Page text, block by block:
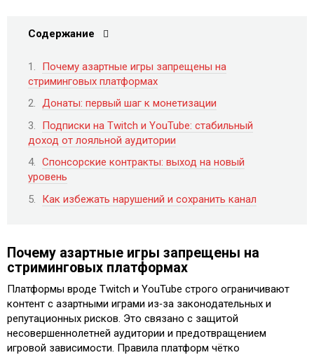
Содержание
Почему азартные игры запрещены на
стриминговых платформах
Донаты: первый шаг к монетизации
Подписки на Twitch и YouTube: стабильный
доход от лояльной аудитории
Спонсорские контракты: выход на новый
уровень
Как избежать нарушений и сохранить канал
Почему азартные игры запрещены на
стриминговых платформах
Платформы вроде Twitch и YouTube строго ограничивают
контент с азартными играми из‑за законодательных и
репутационных рисков. Это связано с защитой
несовершеннолетней аудитории и предотвращением
игровой зависимости. Правила платформ чётко